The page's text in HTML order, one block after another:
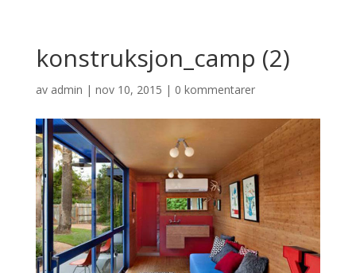
konstruksjon_camp (2)
av admin | nov 10, 2015 | 0 kommentarer